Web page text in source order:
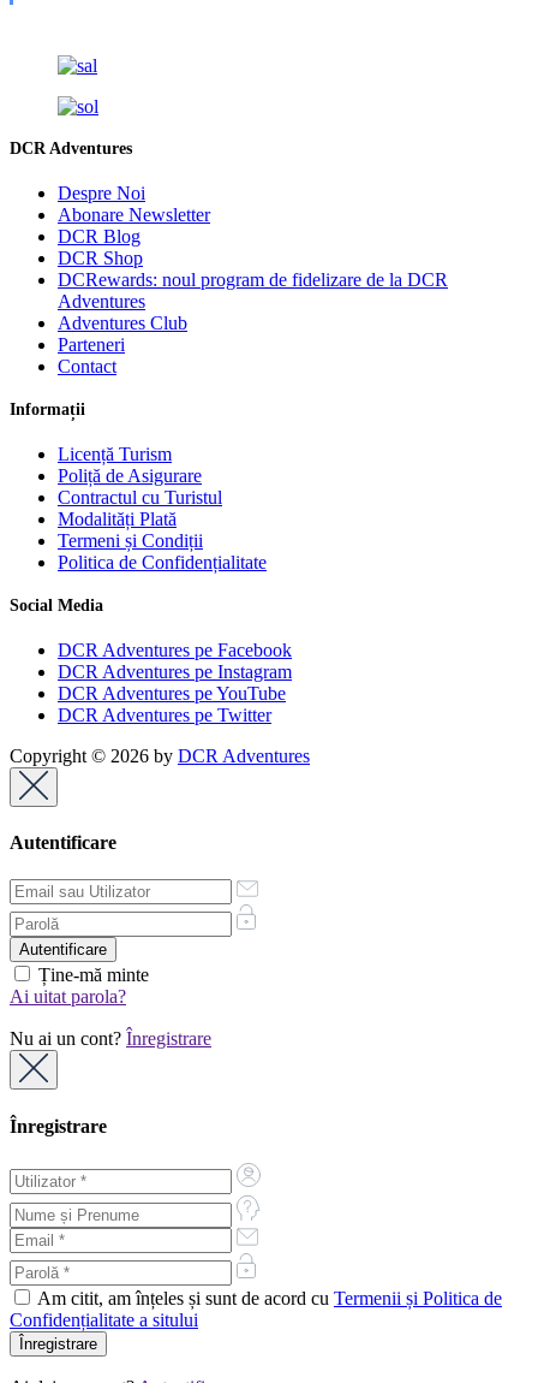
DCR Adventures
Despre Noi
Abonare Newsletter
DCR Blog
DCR Shop
DCRewards: noul program de fidelizare de la DCR
Adventures
Adventures Club
Parteneri
Contact
Informații
Licență Turism
Poliță de Asigurare
Contractul cu Turistul
Modalități Plată
Termeni și Condiții
Politica de Confidențialitate
Social Media
DCR Adventures pe Facebook
DCR Adventures pe Instagram
DCR Adventures pe YouTube
DCR Adventures pe Twitter
Copyright © 2026 by DCR Adventures
Autentificare
Ține-mă minte
Ai uitat parola?
Nu ai un cont? Înregistrare
Înregistrare
Am citit, am înțeles și sunt de acord cu Termenii și Politica de
Confidențialitate a sitului